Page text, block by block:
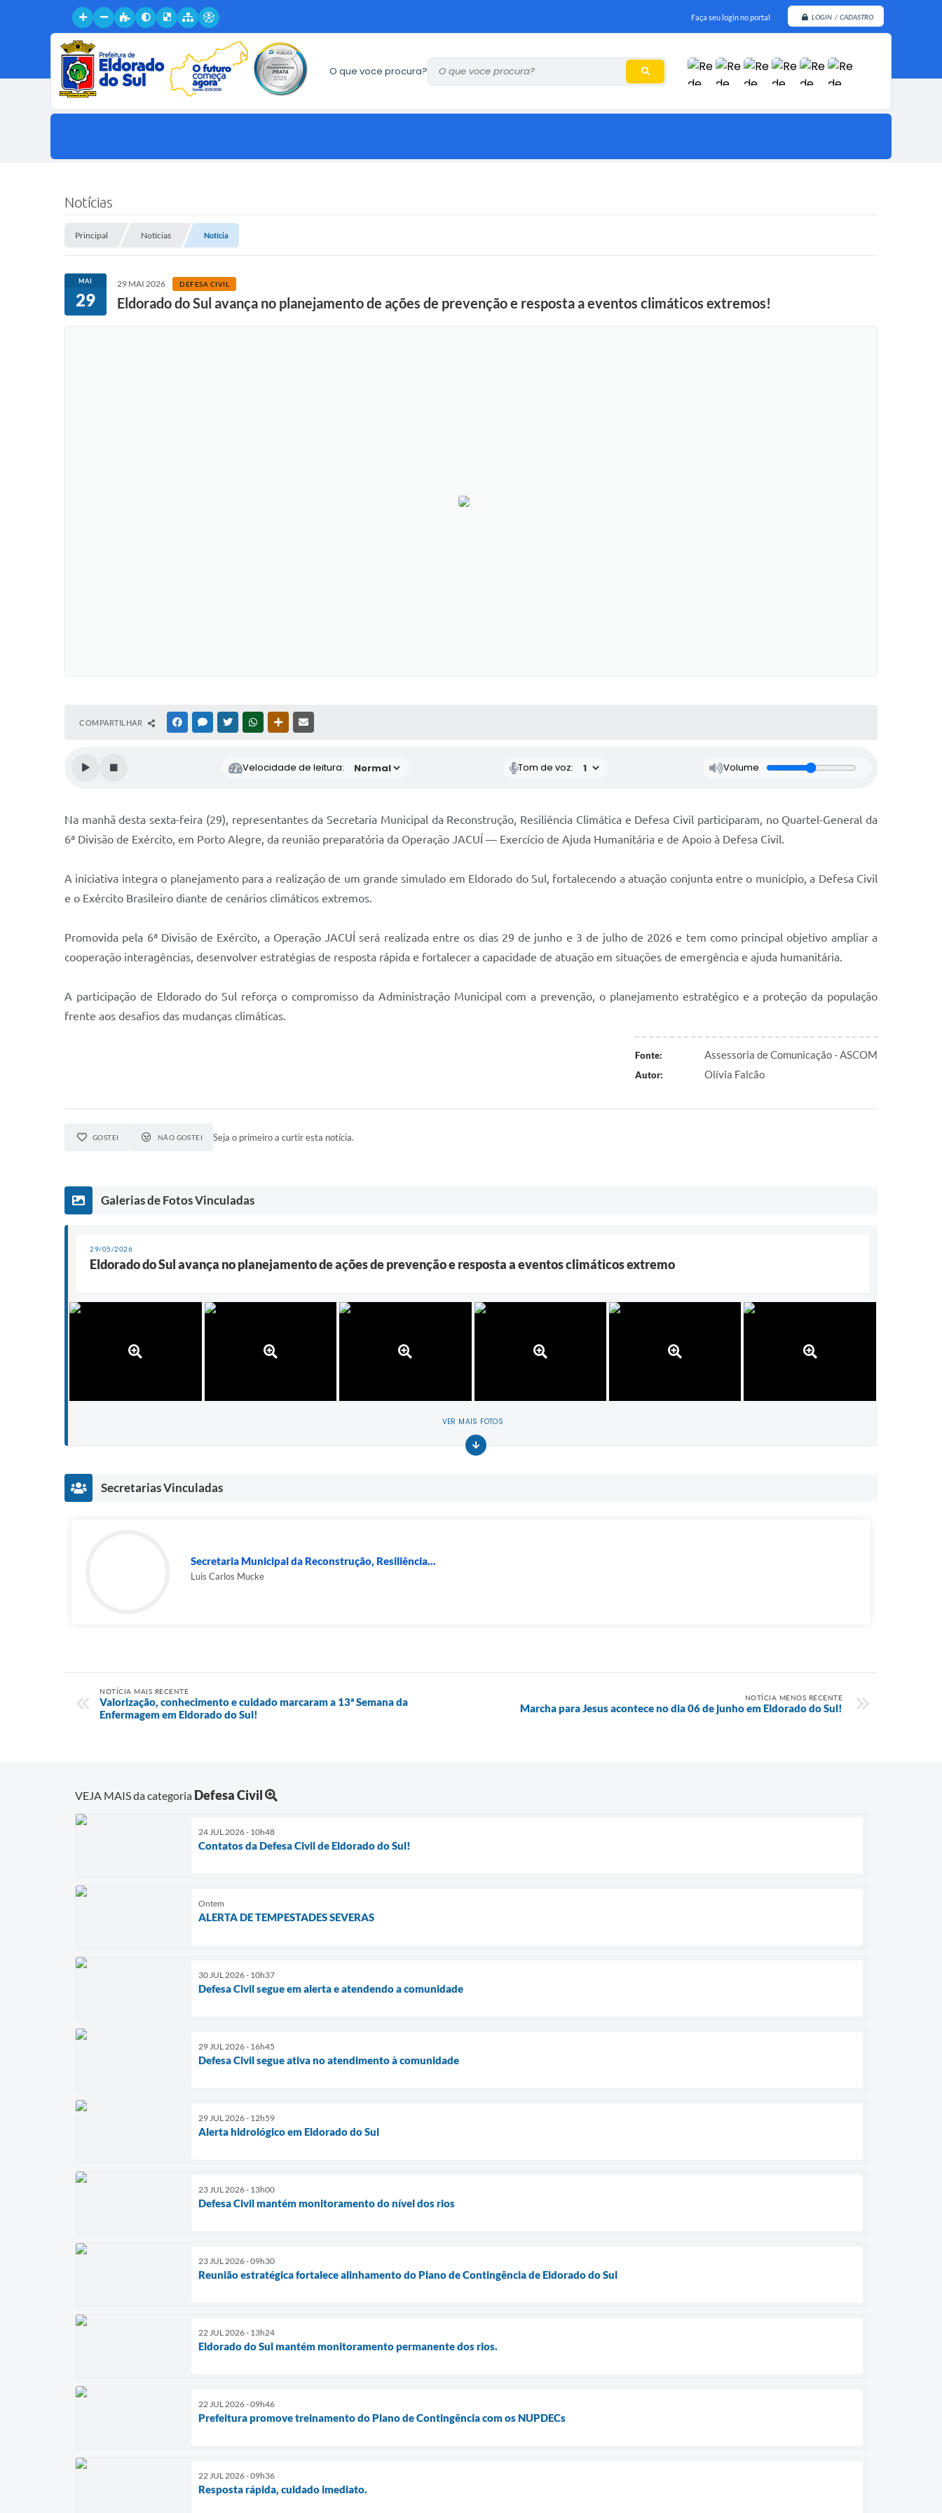
Faça seu login no portal LOGIN / CADASTRO
O que voce procura?
Notícias
Principal Notícias Notícia
MAI
29
29 MAI 2026 DEFESA CIVIL
Eldorado do Sul avança no planejamento de ações de prevenção e resposta a eventos climáticos extremos!
COMPARTILHAR FACEBOOKMESSENGER
TWITTERWHATSAPPOUTRAS MÍDIAS
Velocidade de leitura: Tom de voz: Volume
Na manhã desta sexta-feira (29), representantes da Secretaria Municipal da Reconstrução, Resiliência Climática e Defesa Civil participaram, no Quartel-General da
6ª Divisão de Exército, em Porto Alegre, da reunião preparatória da Operação JACUÍ — Exercício de Ajuda Humanitária e de Apoio à Defesa Civil.
A iniciativa integra o planejamento para a realização de um grande simulado em Eldorado do Sul, fortalecendo a atuação conjunta entre o município, a Defesa Civil
e o Exército Brasileiro diante de cenários climáticos extremos.
Promovida pela 6ª Divisão de Exército, a Operação JACUÍ será realizada entre os dias 29 de junho e 3 de julho de 2026 e tem como principal objetivo ampliar a
cooperação interagências, desenvolver estratégias de resposta rápida e fortalecer a capacidade de atuação em situações de emergência e ajuda humanitária.
A participação de Eldorado do Sul reforça o compromisso da Administração Municipal com a prevenção, o planejamento estratégico e a proteção da população
frente aos desafios das mudanças climáticas.
Fonte: Assessoria de Comunicação - ASCOM
Autor: Olívia Falcão
GOSTEI NÃO GOSTEI Seja o primeiro a curtir esta notícia.
Galerias de Fotos Vinculadas
29/05/2026
Eldorado do Sul avança no planejamento de ações de prevenção e resposta a eventos climáticos extremo
VER MAIS FOTOS
Secretarias Vinculadas
Secretaria Municipal da Reconstrução, Resiliência...
Luis Carlos Mucke
NOTÍCIA MAIS RECENTE
Valorização, conhecimento e cuidado marcaram a 13ª Semana da
Enfermagem em Eldorado do Sul!
NOTÍCIA MENOS RECENTE
Marcha para Jesus acontece no dia 06 de junho em Eldorado do Sul!
VEJA MAIS da categoria Defesa Civil
24 JUL 2026 - 10h48
Contatos da Defesa Civil de Eldorado do Sul!
Ontem
ALERTA DE TEMPESTADES SEVERAS
30 JUL 2026 - 10h37
Defesa Civil segue em alerta e atendendo a comunidade
29 JUL 2026 - 16h45
Defesa Civil segue ativa no atendimento à comunidade
29 JUL 2026 - 12h59
Alerta hidrológico em Eldorado do Sul
23 JUL 2026 - 13h00
Defesa Civil mantém monitoramento do nível dos rios
23 JUL 2026 - 09h30
Reunião estratégica fortalece alinhamento do Plano de Contingência de Eldorado do Sul
22 JUL 2026 - 13h24
Eldorado do Sul mantém monitoramento permanente dos rios.
22 JUL 2026 - 09h46
Prefeitura promove treinamento do Plano de Contingência com os NUPDECs
22 JUL 2026 - 09h36
Resposta rápida, cuidado imediato.